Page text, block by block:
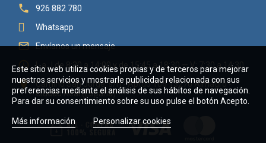

926 882 780
Whatsapp
 Envíanos un mensaje
 L a J de 8:30 a 14:00 y de 15:45 a 18:30 — V: 7:30 a 14:30

Camino San Jorge, s/n - Aptdo 106 13270 Almagro -
Ciudad Real (España)
Este sitio web utiliza cookies propias y de terceros para mejorar
nuestros servicios y mostrarle publicidad relacionada con sus
preferencias mediante el análisis de sus hábitos de navegación.
Para dar su consentimiento sobre su uso pulse el botón Acepto.
Más información Personalizar cookies